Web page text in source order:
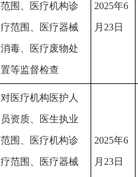
范围、医疗机构诊
疗范围、医疗器械
消毒、医疗废物处
置等监督检查
2025年6
月23日
对医疗机构医护人
员资质、医生执业
范围、医疗机构诊
疗范围、医疗器械
2025年6
月23日